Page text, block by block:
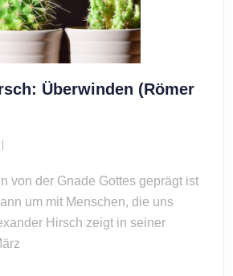
Überwinden (Römer
22.
um mit Menschen, die uns
Hirsch zeigt in seiner